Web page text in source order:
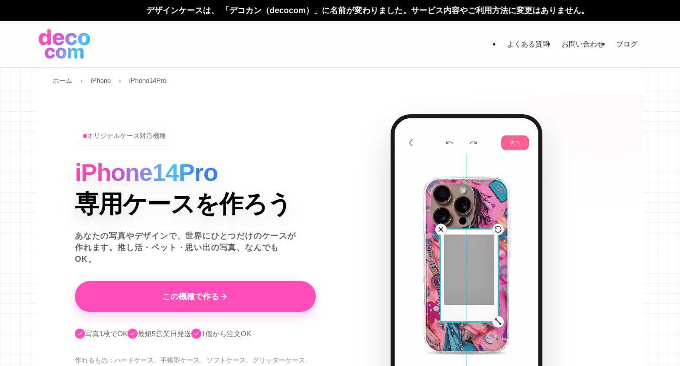
デザインケースは、 「デコカン（decocom）」に名前が変わりました。サービス内容やご利用方法に変更はありません。
よくある質問 お問い合わせ ブログ
ホーム › iPhone › iPhone14Pro
オリジナルケース対応機種
iPhone14Pro
専用ケースを作ろう
あなたの写真やデザインで、世界にひとつだけのケースが
作れます。推し活・ペット・思い出の写真、なんでも
OK。
この機種で作る
写真1枚でOK 最短5営業日発送 1個から注文OK
作れるもの：ハードケース、手帳型ケース、ソフトケース、グリッターケース、